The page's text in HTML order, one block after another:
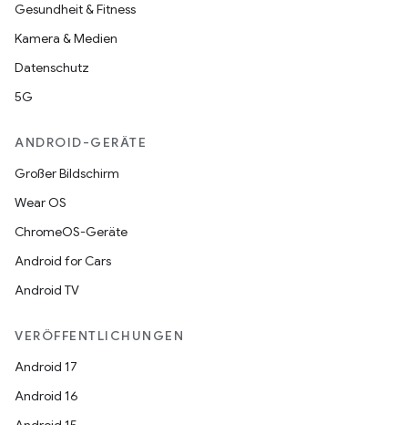
Gesundheit & Fitness
Kamera & Medien
Datenschutz
5G
ANDROID-GERÄTE
Großer Bildschirm
Wear OS
ChromeOS-Geräte
Android for Cars
Android TV
VERÖFFENTLICHUNGEN
Android 17
Android 16